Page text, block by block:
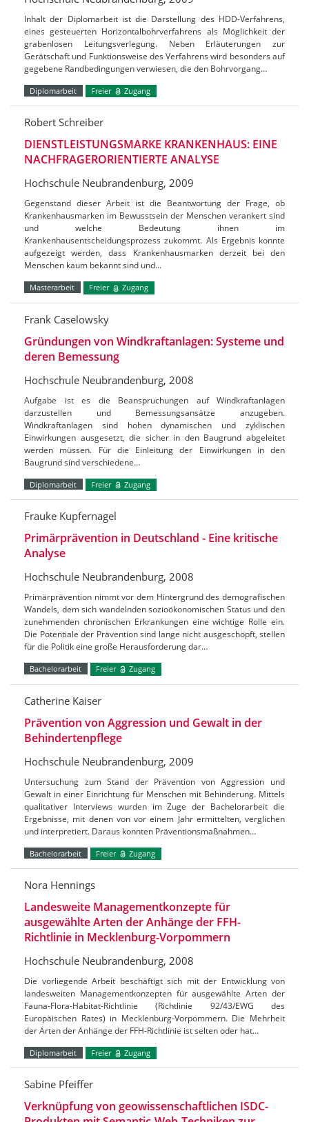
Inhalt der Diplomarbeit ist die Darstellung des HDD-Verfahrens,
eines gesteuerten Horizontalbohrverfahrens als Möglichkeit der
grabenlosen Leitungsverlegung. Neben Erläuterungen zur
Gerätschaft und Funktionsweise des Verfahrens wird besonders auf
gegebene Randbedingungen verwiesen, die den Bohrvorgang…
Diplomarbeit Freier Zugang
Robert Schreiber
DIENSTLEISTUNGSMARKE KRANKENHAUS: EINE
NACHFRAGERORIENTIERTE ANALYSE
Hochschule Neubrandenburg, 2009
Gegenstand dieser Arbeit ist die Beantwortung der Frage, ob
Krankenhausmarken im Bewusstsein der Menschen verankert sind
und welche Bedeutung ihnen im
Krankenhausentscheidungsprozess zukommt. Als Ergebnis konnte
aufgezeigt werden, dass Krankenhausmarken derzeit bei den
Menschen kaum bekannt sind und…
Masterarbeit Freier Zugang
Frank Caselowsky
Gründungen von Windkraftanlagen: Systeme und
deren Bemessung
Hochschule Neubrandenburg, 2008
Aufgabe ist es die Beanspruchungen auf Windkraftanlagen
darzustellen und Bemessungsansätze anzugeben.
Windkraftanlagen sind hohen dynamischen und zyklischen
Einwirkungen ausgesetzt, die sicher in den Baugrund abgeleitet
werden müssen. Für die Einleitung der Einwirkungen in den
Baugrund sind verschiedene…
Diplomarbeit Freier Zugang
Frauke Kupfernagel
Primärprävention in Deutschland - Eine kritische
Analyse
Hochschule Neubrandenburg, 2008
Primärprävention nimmt vor dem Hintergrund des demografischen
Wandels, dem sich wandelnden sozioökonomischen Status und den
zunehmenden chronischen Erkrankungen eine wichtige Rolle ein.
Die Potentiale der Prävention sind lange nicht ausgeschöpft, stellen
für die Politik eine große Herausforderung dar…
Bachelorarbeit Freier Zugang
Catherine Kaiser
Prävention von Aggression und Gewalt in der
Behindertenpflege
Hochschule Neubrandenburg, 2009
Untersuchung zum Stand der Prävention von Aggression und
Gewalt in einer Einrichtung für Menschen mit Behinderung. Mittels
qualitativer Interviews wurden im Zuge der Bachelorarbeit die
Ergebnisse, mit denen von vor einem Jahr ermittelten, verglichen
und interpretiert. Daraus konnten Präventionsmaßnahmen…
Bachelorarbeit Freier Zugang
Nora Hennings
Landesweite Managementkonzepte für
ausgewählte Arten der Anhänge der FFH-
Richtlinie in Mecklenburg-Vorpommern
Hochschule Neubrandenburg, 2008
Die vorliegende Arbeit beschäftigt sich mit der Entwicklung von
landesweiten Managementkonzepten für ausgewählte Arten der
Fauna-Flora-Habitat-Richtlinie (Richtlinie 92/43/EWG des
Europäischen Rates) in Mecklenburg-Vorpommern. Die Mehrheit
der Arten der Anhänge der FFH-Richtlinie ist selten oder hat…
Diplomarbeit Freier Zugang
Sabine Pfeiffer
Verknüpfung von geowissenschaftlichen ISDC-